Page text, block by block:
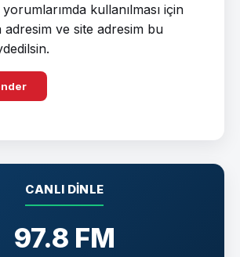
kullanılması için
adresim ve site adresim bu
CANLI DINLE
97.8 FM